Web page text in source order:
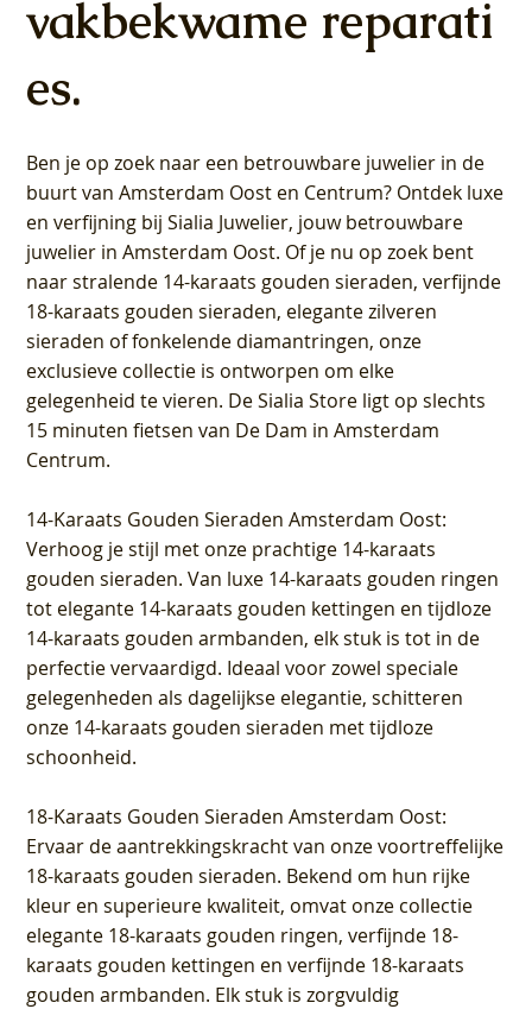
vakbekwame reparati
es.
Ben je op zoek naar een betrouwbare juwelier in de
buurt van Amsterdam Oost en Centrum? Ontdek luxe
en verfijning bij Sialia Juwelier, jouw betrouwbare
juwelier in Amsterdam Oost. Of je nu op zoek bent
naar stralende 14-karaats gouden sieraden, verfijnde
18-karaats gouden sieraden, elegante zilveren
sieraden of fonkelende diamantringen, onze
exclusieve collectie is ontworpen om elke
gelegenheid te vieren. De Sialia Store ligt op slechts
15 minuten fietsen van De Dam in Amsterdam
Centrum.
14-Karaats Gouden Sieraden Amsterdam Oost:
Verhoog je stijl met onze prachtige 14-karaats
gouden sieraden. Van luxe 14-karaats gouden ringen
tot elegante 14-karaats gouden kettingen en tijdloze
14-karaats gouden armbanden, elk stuk is tot in de
perfectie vervaardigd. Ideaal voor zowel speciale
gelegenheden als dagelijkse elegantie, schitteren
onze 14-karaats gouden sieraden met tijdloze
schoonheid.
18-Karaats Gouden Sieraden Amsterdam Oost:
Ervaar de aantrekkingskracht van onze voortreffelijke
18-karaats gouden sieraden. Bekend om hun rijke
kleur en superieure kwaliteit, omvat onze collectie
elegante 18-karaats gouden ringen, verfijnde 18-
karaats gouden kettingen en verfijnde 18-karaats
gouden armbanden. Elk stuk is zorgvuldig